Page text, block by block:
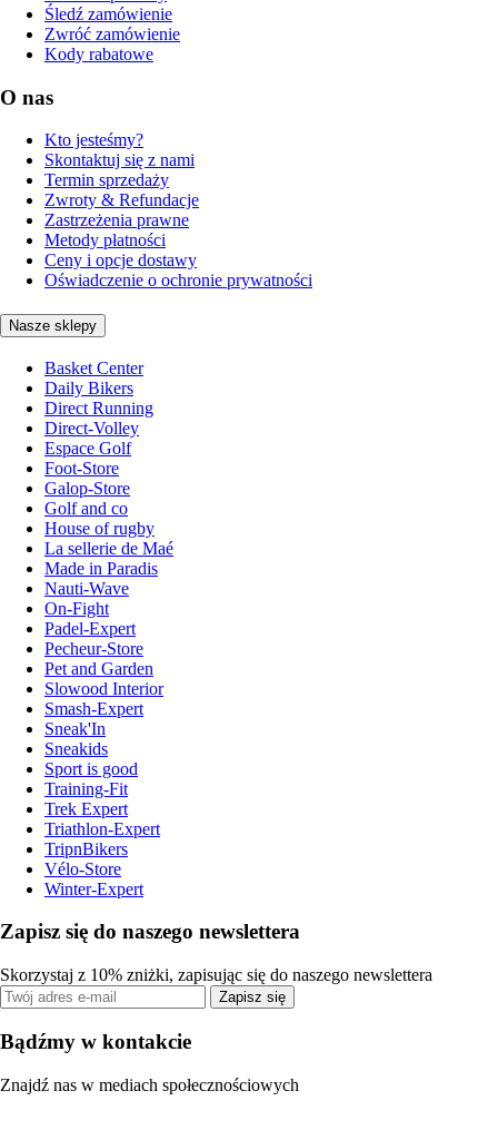
Śledź zamówienie
Zwróć zamówienie
Kody rabatowe
O nas
Kto jesteśmy?
Skontaktuj się z nami
Termin sprzedaży
Zwroty & Refundacje
Zastrzeżenia prawne
Metody płatności
Ceny i opcje dostawy
Oświadczenie o ochronie prywatności
Nasze sklepy
Basket Center
Daily Bikers
Direct Running
Direct-Volley
Espace Golf
Foot-Store
Galop-Store
Golf and co
House of rugby
La sellerie de Maé
Made in Paradis
Nauti-Wave
On-Fight
Padel-Expert
Pecheur-Store
Pet and Garden
Slowood Interior
Smash-Expert
Sneak'In
Sneakids
Sport is good
Training-Fit
Trek Expert
Triathlon-Expert
TripnBikers
Vélo-Store
Winter-Expert
Zapisz się do naszego newslettera
Skorzystaj z 10% zniżki, zapisując się do naszego newslettera
Zapisz się
Bądźmy w kontakcie
Znajdź nas w mediach społecznościowych